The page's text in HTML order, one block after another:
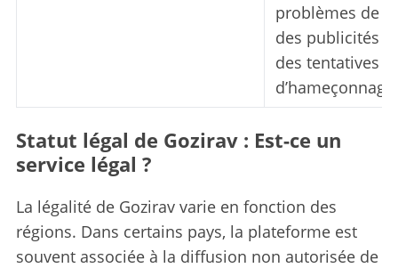
problèmes de
des publicités
des tentatives
d’hameçonnage.
Statut légal de Gozirav : Est-ce un
service légal ?
La légalité de Gozirav varie en fonction des
régions. Dans certains pays, la plateforme est
souvent associée à la diffusion non autorisée de